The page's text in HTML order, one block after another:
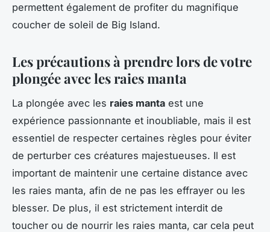
permettent également de profiter du magnifique
coucher de soleil de Big Island.
Les précautions à prendre lors de votre
plongée avec les raies manta
La plongée avec les raies manta est une
expérience passionnante et inoubliable, mais il est
essentiel de respecter certaines règles pour éviter
de perturber ces créatures majestueuses. Il est
important de maintenir une certaine distance avec
les raies manta, afin de ne pas les effrayer ou les
blesser. De plus, il est strictement interdit de
toucher ou de nourrir les raies manta, car cela peut